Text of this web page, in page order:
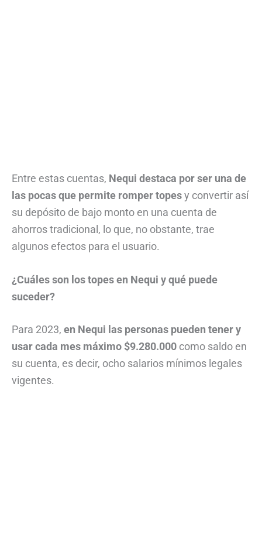
Entre estas cuentas, Nequi destaca por ser una de
las pocas que permite romper topesy convertir así
su depósito de bajo monto en una cuenta de
ahorros tradicional, lo que, no obstante, trae
algunos efectos para el usuario.
¿Cuáles son los topes en Nequi y qué puede
suceder?
Para 2023, en Nequi las personas pueden tener y
usar cada mes máximo $9.280.000 como saldo en
su cuenta, es decir, ocho salarios mínimos legales
vigentes.